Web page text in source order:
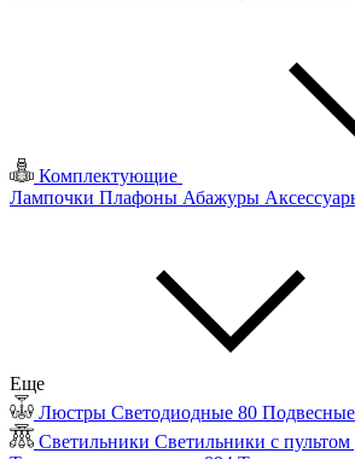
Комплектующие
Лампочки Плафоны Абажуры
Еще
Люстры Светодиодные 80 Подвесные
Светильники Светильники с пультом